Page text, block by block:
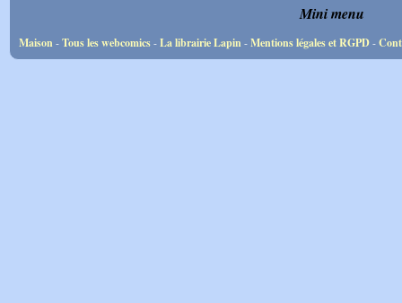
Mini menu
Maison-Tous les webcomics-La librairie Lapin-Mentions légales et RGPD-